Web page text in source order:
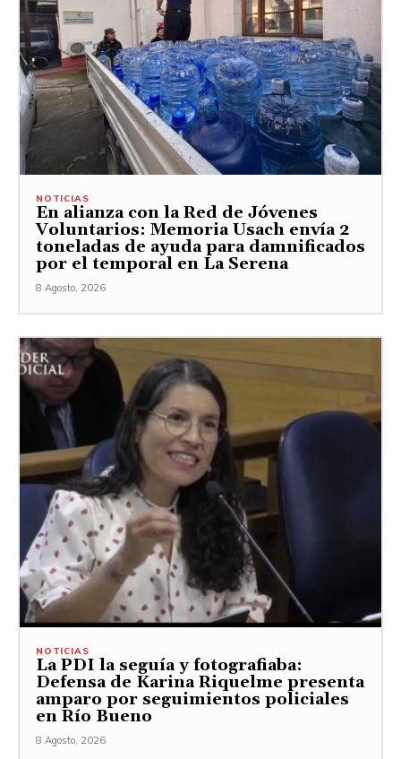
NOTICIAS
En alianza con la Red de Jóvenes
Voluntarios: Memoria Usach envía 2
toneladas de ayuda para damnificados
por el temporal en La Serena
8 Agosto, 2026
NOTICIAS
La PDI la seguía y fotografiaba:
Defensa de Karina Riquelme presenta
amparo por seguimientos policiales
en Río Bueno
8 Agosto, 2026